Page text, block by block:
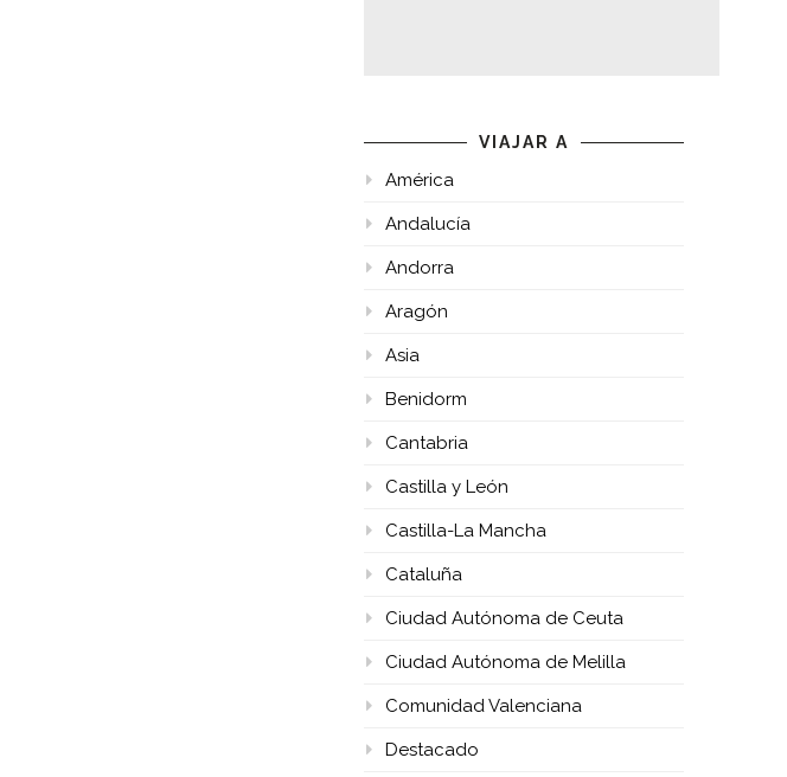
VIAJAR A
América
Andalucía
Andorra
Aragón
Asia
Benidorm
Cantabria
Castilla y León
Castilla-La Mancha
Cataluña
Ciudad Autónoma de Ceuta
Ciudad Autónoma de Melilla
Comunidad Valenciana
Destacado